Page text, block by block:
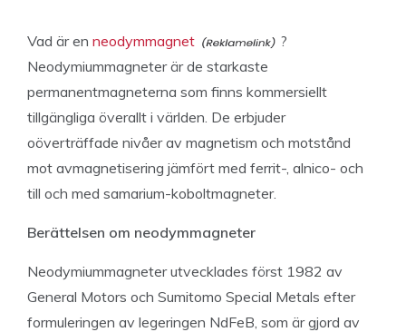
Vad är en neodymmagnet
?
Neodymiummagneter är de starkaste
permanentmagneterna som finns kommersiellt
tillgängliga överallt i världen. De erbjuder
oöverträffade nivåer av magnetism och motstånd
mot avmagnetisering jämfört med ferrit-, alnico- och
till och med samarium-koboltmagneter.
Berättelsen om neodymmagneter
Neodymiummagneter utvecklades först 1982 av
General Motors och Sumitomo Special Metals efter
formuleringen av legeringen NdFeB, som är gjord av